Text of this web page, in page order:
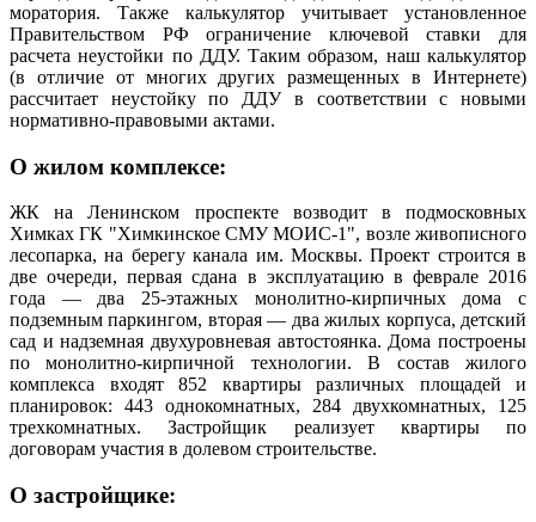
моратория. Также калькулятор учитывает установленное
Правительством РФ ограничение ключевой ставки для
расчета неустойки по ДДУ. Таким образом, наш калькулятор
(в отличие от многих других размещенных в Интернете)
рассчитает неустойку по ДДУ в соответствии с новыми
нормативно-правовыми актами.
О жилом комплексе:
ЖК на Ленинском проспекте возводит в подмосковных
Химках ГК "Химкинское СМУ МОИС-1", возле живописного
лесопарка, на берегу канала им. Москвы. Проект строится в
две очереди, первая сдана в эксплуатацию в феврале 2016
года — два 25-этажных монолитно-кирпичных дома с
подземным паркингом, вторая — два жилых корпуса, детский
сад и надземная двухуровневая автостоянка. Дома построены
по монолитно-кирпичной технологии. В состав жилого
комплекса входят 852 квартиры различных площадей и
планировок: 443 однокомнатных, 284 двухкомнатных, 125
трехкомнатных. Застройщик реализует квартиры по
договорам участия в долевом строительстве.
О застройщике: